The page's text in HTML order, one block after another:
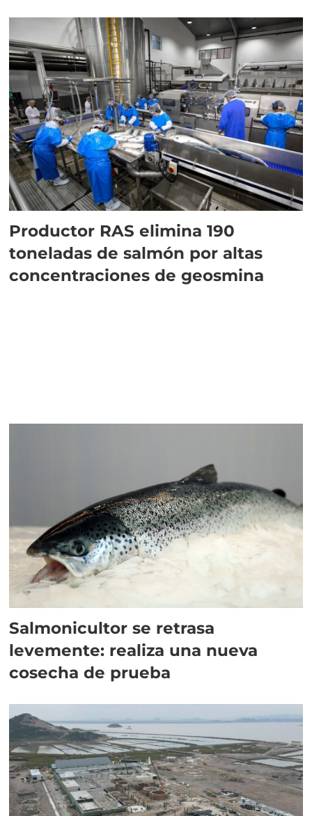
Productor RAS elimina 190
toneladas de salmón por altas
concentraciones de geosmina
Salmonicultor se retrasa
levemente: realiza una nueva
cosecha de prueba